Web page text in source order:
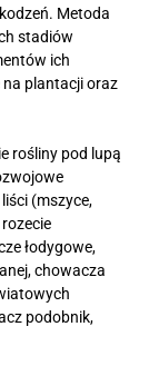
Metoda
stadiów
ich
plantacji oraz
rośliny pod lupą
(mszyce,
łodygowe,
chowacza
podobnik,